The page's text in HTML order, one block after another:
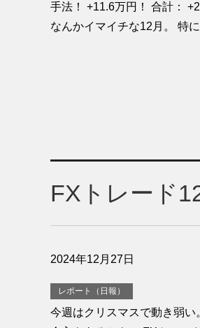
手法！ +11.6万円！ 合計：
なんかイマイチな12月。 特
FXトレード
2024年12月27日
レポート（日報）
今週はクリスマスで動き弱